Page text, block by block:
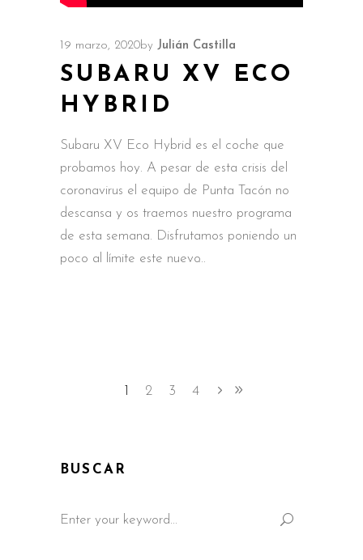
19 marzo, 2020by Julián Castilla
SUBARU XV ECO
HYBRID
Subaru XV Eco Hybrid es el coche que
probamos hoy. A pesar de esta crisis del
coronavirus el equipo de Punta Tacón no
descansa y os traemos nuestro programa
de esta semana. Disfrutamos poniendo un
poco al límite este nuevo
1 2 3 4
BUSCAR
for: